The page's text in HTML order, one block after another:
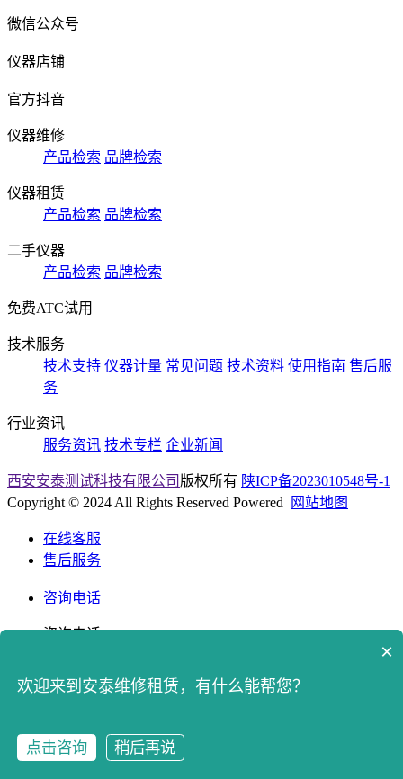
微信公众号
仪器店铺
官方抖音
仪器维修
产品检索 品牌检索
仪器租赁
产品检索 品牌检索
二手仪器
产品检索 品牌检索
免费ATC试用
技术服务
技术支持 仪器计量 常见问题 技术资料 使用指南 售后服
务
行业资讯
服务资讯 技术专栏 企业新闻
西安安泰测试科技有限公司 版权所有 陕ICP备2023010548号-1
Copyright © 2024 All Rights Reserved Powered
网站地图
在线客服
售后服务
咨询电话
咨询电话
拨打电话
×
欢迎来到安泰维修租赁，有什么能帮您？
点击咨询
稍后再说
点击咨询